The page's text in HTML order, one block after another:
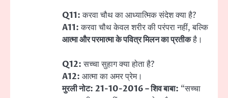
Q11:करवा चौथ का आध्यात्मिक संदेश क्या है?
A11:करवा चौथ केवल शरीर की परंपरा नहीं, बल्कि
आत्मा और परमात्मा के पवित्र मिलन का प्रतीकहै।
Q12:सच्चा सुहाग क्या होता है?
A12: आत्मा का अमर प्रेम।
मुरली नोट: 21-10-2016 – शिव बाबा: “सच्चा